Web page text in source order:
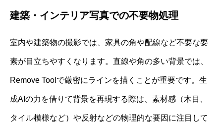
建築・インテリア写真での不要物処理
室内や建築物の撮影では、家具の角や配線など不要な要
素が目立ちやすくなります。直線や角の多い背景では、
Remove Toolで厳密にラインを描くことが重要です。生
成AIの力を借りて背景を再現する際は、素材感（木目、
タイル模様など）や反射などの物理的な要因に注目して